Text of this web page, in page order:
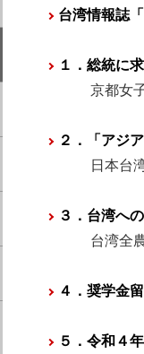
台湾情報誌
１．総統に
京都女子大
２．「アジ
日本台湾交
３．台湾へ
台湾全農國
４．奨学金
５．令和４